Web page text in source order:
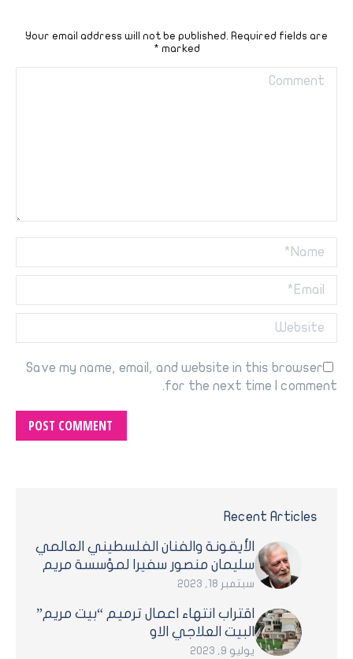
Your email address will not be published. Required fields are
marked
*
Comment
Name *
Email *
Website
Save my name, email, and website in this browser
for the next time I comment.
POST COMMENT
Recent Articles
الأيقونة والفنان الفلسطيني العالمي
سليمان منصور سفيرا لمؤسسة مريم
سبتمبر 18, 2023
اقتراب انتهاء اعمال ترميم “بيت مريم”
البيت العلاجي الاو
يوليو 9, 2023